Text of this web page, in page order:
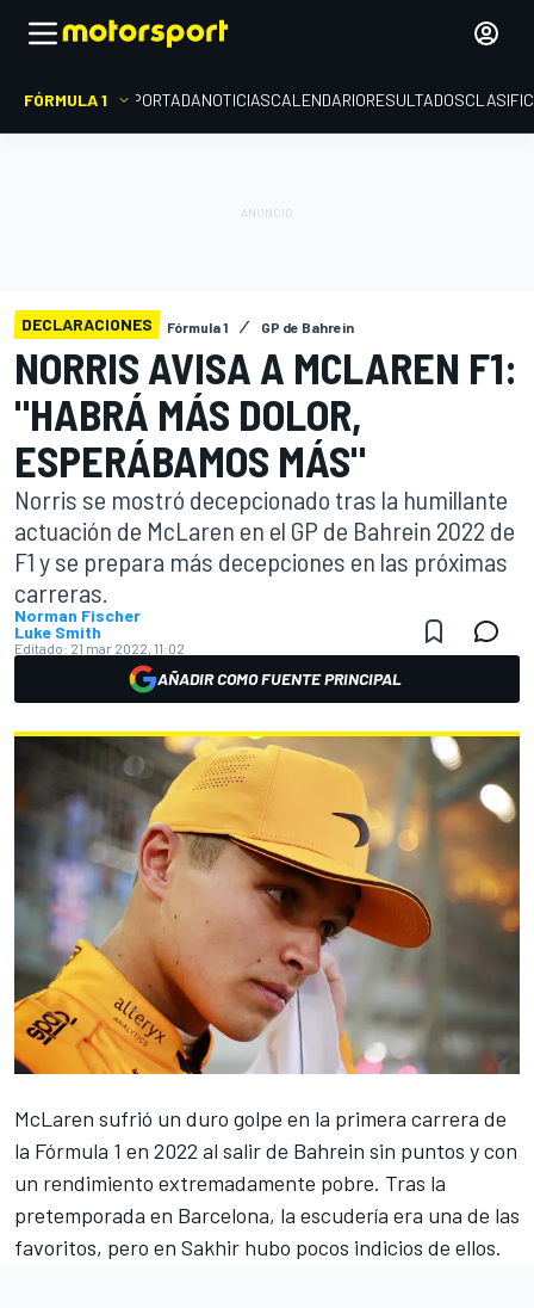
FÓRMULA 1 PORTADANOTICIASCALENDARIORESULTADOS
DECLARACIONES Fórmula 1 GP de Bahrein
NORRIS AVISA A MCLAREN F1:
"HABRÁ MÁS DOLOR,
ESPERÁBAMOS MÁS"
Norris se mostró decepcionado tras la humillante
actuación de McLaren en el GP de Bahrein 2022 de
F1 y se prepara más decepciones en las próximas
carreras.
Norman Fischer
Luke Smith
Editado: 21 mar 2022, 11:02
AÑADIR COMO FUENTE PRINCIPAL
McLaren sufrió un duro golpe en la primera carrera de
la Fórmula 1 en 2022 al salir de Bahrein sin puntos y con
un rendimiento extremadamente pobre. Tras la
pretemporada en Barcelona, la escudería era una de las
favoritos, pero en Sakhir hubo pocos indicios de ellos.